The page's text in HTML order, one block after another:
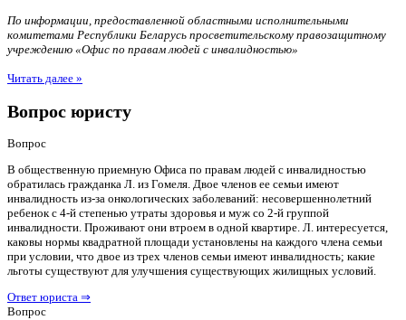
По информации, предоставленной областными исполнительными
комитетами Республики Беларусь просветительскому правозащитному
учреждению «Офис по правам людей с инвалидностью»
Читать далее »
Вопрос юристу
Вопрос
В общественную приемную Офиса по правам людей с инвалидностью
обратилась гражданка Л. из Гомеля. Двое членов ее семьи имеют
инвалидность из-за онкологических заболеваний: несовершеннолетний
ребенок с 4-й степенью утраты здоровья и муж со 2-й группой
инвалидности. Проживают они втроем в одной квартире. Л. интересуется,
каковы нормы квадратной площади установлены на каждого члена семьи
при условии, что двое из трех членов семьи имеют инвалидность; какие
льготы существуют для улучшения существующих жилищных условий.
Ответ юриста ⇒
Вопрос